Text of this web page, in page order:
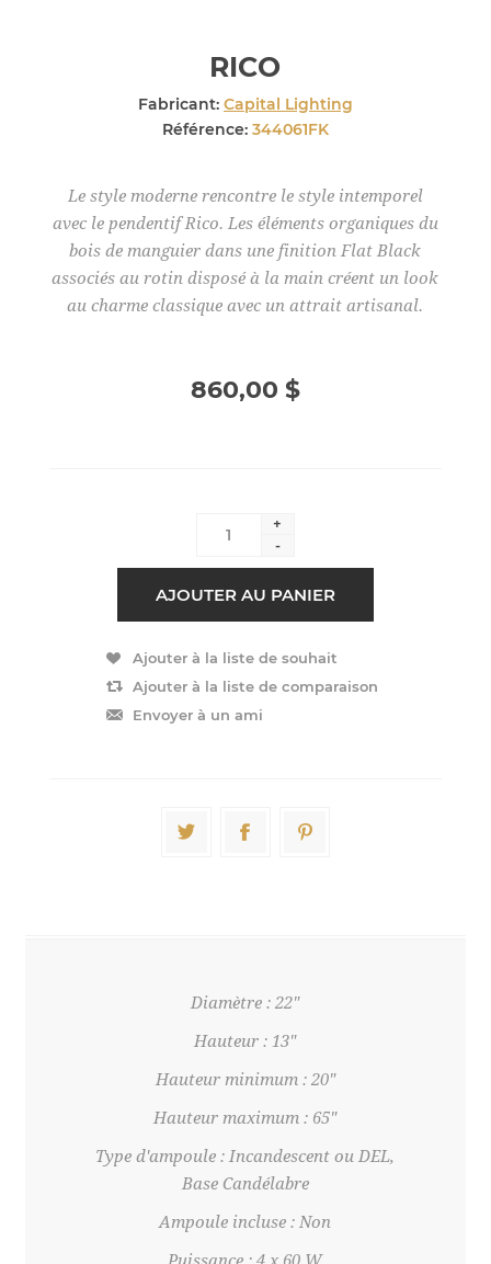
RICO
Fabricant: Capital Lighting
Référence: 344061FK
Le style moderne rencontre le style intemporel
avec le pendentif Rico. Les éléments organiques du
bois de manguier dans une finition Flat Black
associés au rotin disposé à la main créent un look
au charme classique avec un attrait artisanal.
860,00 $
+
-
Diamètre : 22"
Hauteur : 13"
Hauteur minimum : 20"
Hauteur maximum : 65"
Type d'ampoule : Incandescent ou DEL,
Base Candélabre
Ampoule incluse : Non